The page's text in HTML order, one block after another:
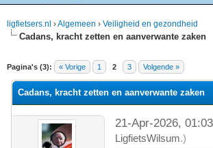
ligfietsers.nl ›Algemeen › Veiligheid en gezondheid
Cadans, kracht zetten en aanverwante zaken
Pagina's (3): « Vorige 1 2 3 Volgende »
waardering is 0
Cadans, kracht zetten en aanverwante zaken
21-Apr-2026,
LigfietsWilsum.)